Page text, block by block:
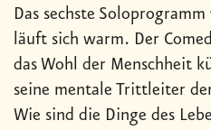
Das sechste
läuft sich warm. Der
das Wohl der Menschheit
seine mentale Trittleiter
Wie sind die Dinge des